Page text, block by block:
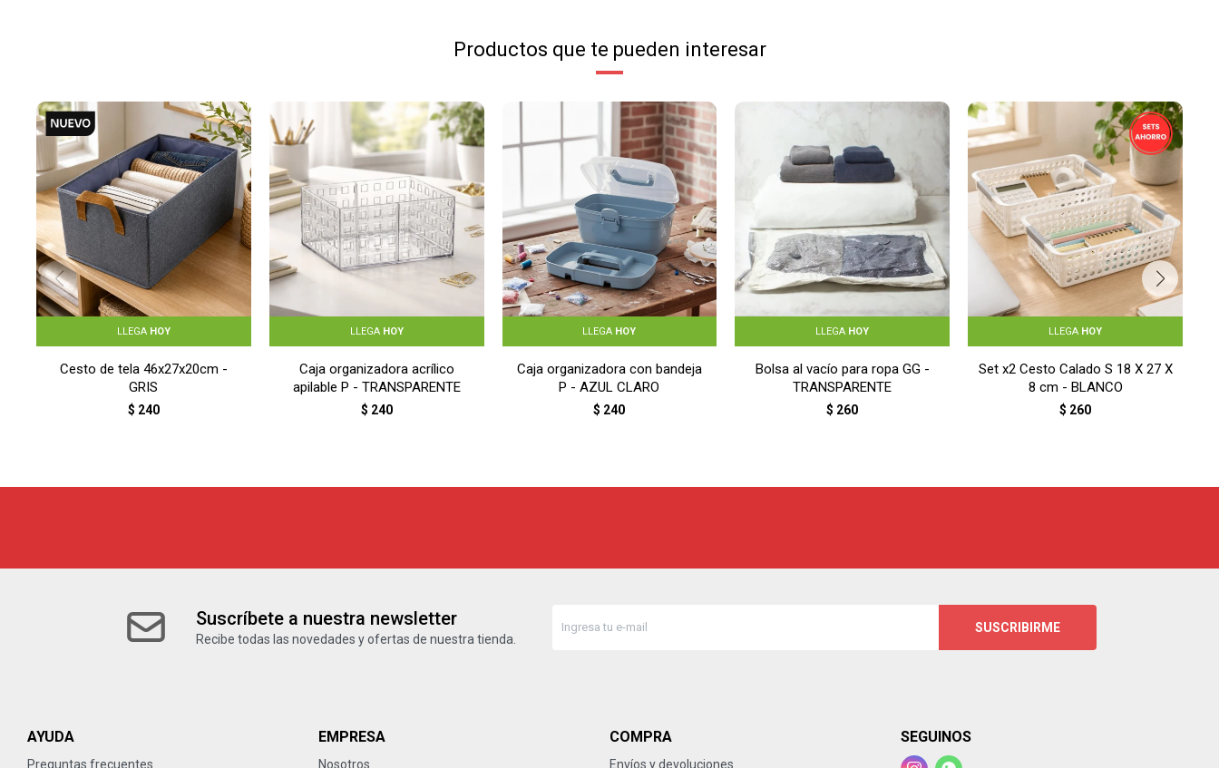
Productos que te pueden interesar
LLEGA HOY
Cesto de tela 46x27x20cm -
GRIS
$ 240
LLEGA HOY
Caja organizadora acrílico
apilable P - TRANSPARENTE
$ 240
LLEGA HOY
Caja organizadora con bandeja
P - AZUL CLARO
$ 240
LLEGA HOY
Bolsa al vacío para ropa GG -
TRANSPARENTE
$ 260
LLEGA HOY
Set x2 Cesto Calado S 18 X 27 X
8 cm - BLANCO
$ 260
Suscríbete a nuestra newsletter
Recibe todas las novedades y ofertas de nuestra tienda.
SUSCRIBIRME
AYUDA
Preguntas frecuentes
EMPRESA
Nosotros
COMPRA
Envíos y devoluciones
SEGUINOS